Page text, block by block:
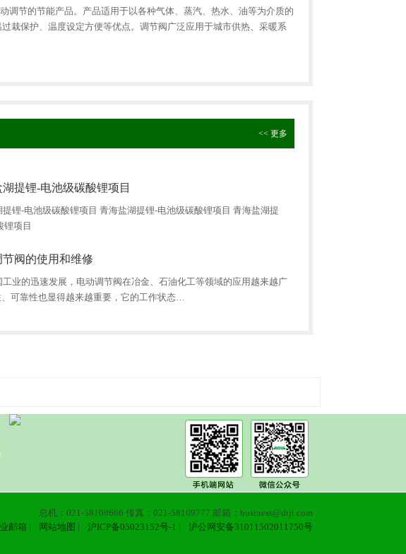
调节的节能产品。产品适用于以各种气体、蒸汽、热水、油等为介质的
栽保护、温度设定方便等优点。调节阀广泛应用于城市供热、采暖系
<< 更多
提锂-电池级碳酸锂项目
锂-电池级碳酸锂项目 青海盐湖提锂-电池级碳酸锂项目 青海盐湖提
锂项目
节阀的使用和维修
业的迅速发展，电动调节阀在冶金、石油化工等领域的应用越来越广
可靠性也显得越来越重要，它的工作状态…
总机：021-58108666 传真：021-58109777 邮箱：business@dtjt.com
邮箱 | 网站地图 | 沪ICP备05023152号-1 | 沪公网安备31011502011750号